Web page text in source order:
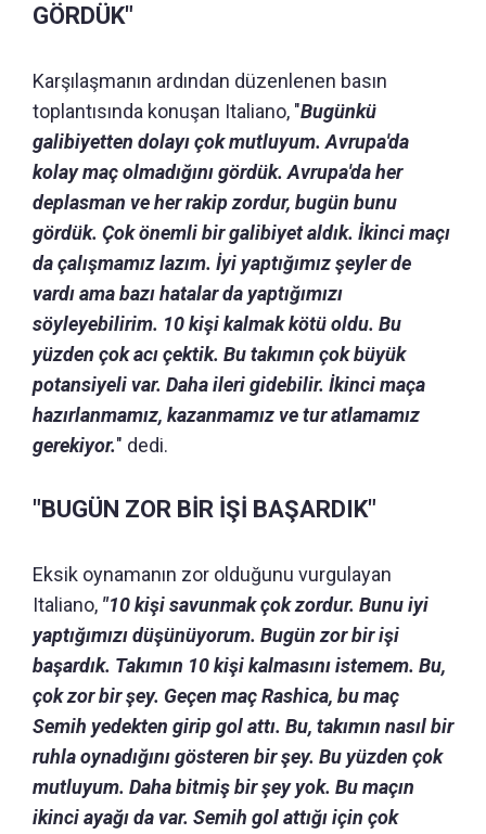
GÖRDÜK"
Karşılaşmanın ardından düzenlenen basın
toplantısında konuşan Italiano, "Bugünkü
galibiyetten dolayı çok mutluyum. Avrupa'da
kolay maç olmadığını gördük. Avrupa'da her
deplasman ve her rakip zordur, bugün bunu
gördük. Çok önemli bir galibiyet aldık. İkinci maçı
da çalışmamız lazım. İyi yaptığımız şeyler de
vardı ama bazı hatalar da yaptığımızı
söyleyebilirim. 10 kişi kalmak kötü oldu. Bu
yüzden çok acı çektik. Bu takımın çok büyük
potansiyeli var. Daha ileri gidebilir. İkinci maça
hazırlanmamız, kazanmamız ve tur atlamamız
gerekiyor." dedi.
"BUGÜN ZOR BİR İŞİ BAŞARDIK"
Eksik oynamanın zor olduğunu vurgulayan
Italiano, "10 kişi savunmak çok zordur. Bunu iyi
yaptığımızı düşünüyorum. Bugün zor bir işi
başardık. Takımın 10 kişi kalmasını istemem. Bu,
çok zor bir şey. Geçen maç Rashica, bu maç
Semih yedekten girip gol attı. Bu, takımın nasıl bir
ruhla oynadığını gösteren bir şey. Bu yüzden çok
mutluyum. Daha bitmiş bir şey yok. Bu maçın
ikinci ayağı da var. Semih gol attığı için çok